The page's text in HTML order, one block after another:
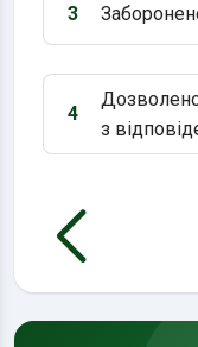
Варіант 3:
3
Варіант 4:
4
з